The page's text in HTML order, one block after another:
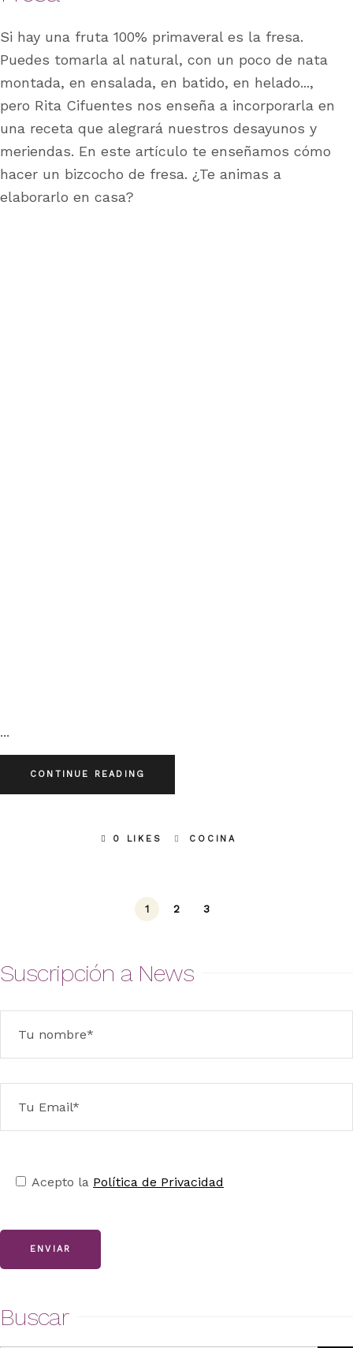
Si hay una fruta 100% primaveral es la fresa.
Puedes tomarla al natural, con un poco de nata
montada, en ensalada, en batido, en helado...,
pero Rita Cifuentes nos enseña a incorporarla en
una receta que alegrará nuestros desayunos y
meriendas. En este artículo te enseñamos cómo
hacer un bizcocho de fresa. ¿Te animas a
elaborarlo en casa?
CONTINUE READING
0 LIKES COCINA
1 2 3
Suscripción a News
Acepto la Política de Privacidad
ENVIAR
Buscar